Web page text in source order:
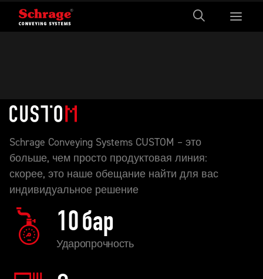
Schrage Conveying Systems CUSTOM – это
больше, чем просто продуктовая линия:
скорее, это наше обещание найти для вас
индивидуальное решение
10бар
Ударопрочность